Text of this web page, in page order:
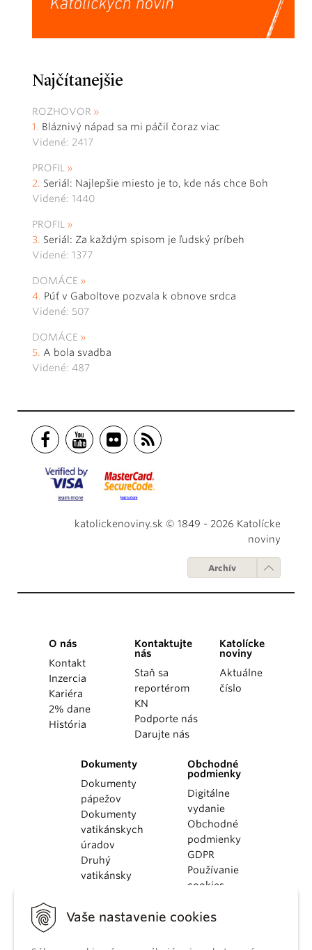
Vaše nastavenie cookies
Najčítanejšie
ROZHOVOR
Bláznivý nápad sa mi páčil čoraz viac
Videné: 2417
PROFIL
Seriál: Najlepšie miesto je to, kde nás chce Boh
Videné: 1440
PROFIL
Seriál: Za každým spisom je ľudský príbeh
Videné: 1377
DOMÁCE
Púť v Gaboltove pozvala k obnove srdca
Videné: 507
DOMÁCE
A bola svadba
Videné: 487
katolickenoviny.sk © 1849 - 2026 Katolícke
noviny
Archív
O nás
Kontakt
Inzercia
Kariéra
2% dane
História
Kontaktujte
nás
Staň sa
reportérom
KN
Podporte nás
Darujte nás
Katolícke
noviny
Aktuálne
číslo
Dokumenty
Dokumenty
pápežov
Dokumenty
vatikánskych
úradov
Druhý
vatikánsky
KBS
Obchodné
podmienky
Digitálne
vydanie
Obchodné
podmienky
GDPR
Používanie
cookies